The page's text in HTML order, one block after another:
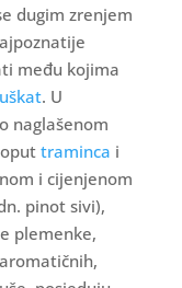
dugim zrenjem
među kojima
. U
naglašenom
traminca i
i cijenjenom
pinot sivi),
plemenke,